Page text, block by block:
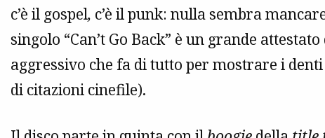
c’è il gospel, c’è il punk: nulla sembra
singolo “Can’t Go Back” è un grande
aggressivo che fa di tutto per mostrare i
di citazioni cinefile).